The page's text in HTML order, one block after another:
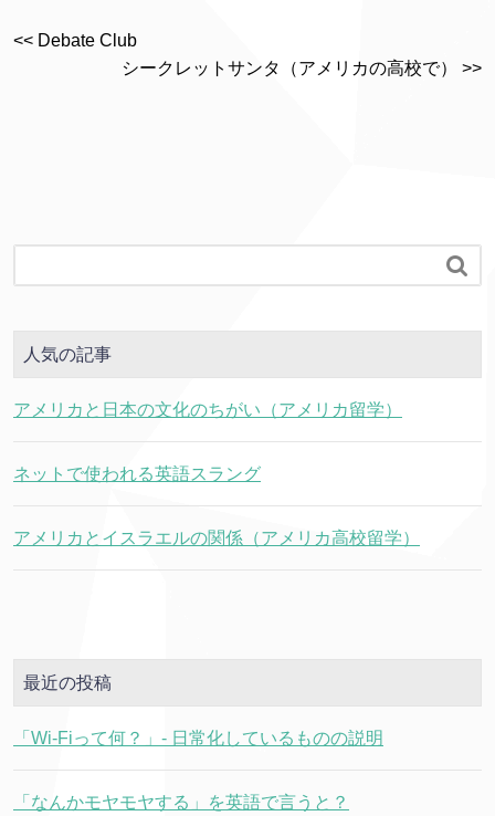
<< Debate Club
シークレットサンタ（アメリカの高校で） >>

人気の記事
アメリカと日本の文化のちがい（アメリカ留学）
ネットで使われる英語スラング
アメリカとイスラエルの関係（アメリカ高校留学）
最近の投稿
「Wi-Fiって何？」- 日常化しているものの説明
「なんかモヤモヤする」を英語で言うと？